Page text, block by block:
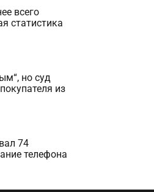
всего
статистика
но суд
из
74
телефона